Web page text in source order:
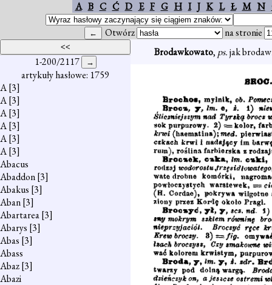
A B C Ć D E F G H I J K L Ł M N
Otwórz na stronie
1-200/2117
artykuły hasłowe: 1759
A[3]
A[3]
A[3]
A[3]
A[3]
A[3]
Abacus
Abaddon[3]
Abakus [3]
Aban[3]
Abartarea[3]
Abarys [3]
Abas [3]
Abass
Abaz[3]
Abazi
Brodawkowato, ps.jak